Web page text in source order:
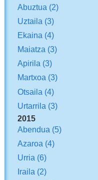
Abuztua (2)
Uztaila (3)
Ekaina (4)
Maiatza (3)
Apirila (3)
Martxoa (3)
Otsaila (4)
Urtarrila (3)
2015
Abendua (5)
Azaroa (4)
Urria (6)
Iraila (2)